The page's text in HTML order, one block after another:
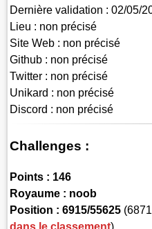
Dernière validation : 02/05/
Lieu : non précisé
Site Web : non précisé
Github : non précisé
Twitter : non précisé
Unikard : non précisé
Discord : non précisé
Challenges :
Points : 146
Royaume : noob
Position : 6915/55625
dans le classement)